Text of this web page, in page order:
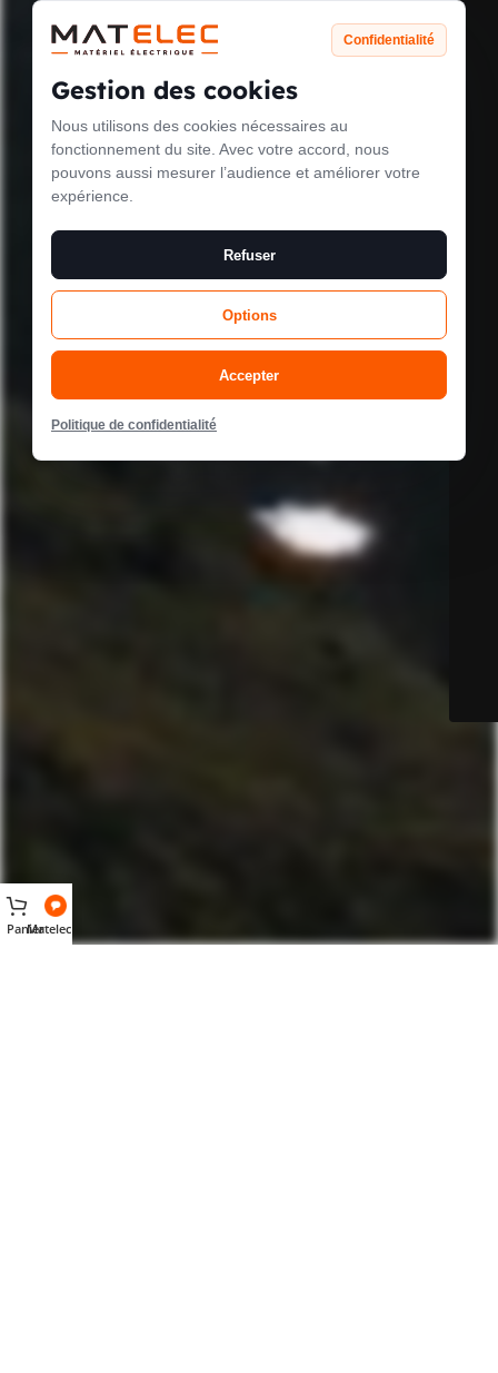
PanierMatelec AI
Confidentialité
Gestion des cookies
Nous utilisons des cookies nécessaires au
fonctionnement du site. Avec votre accord, nous
pouvons aussi mesurer l’audience et améliorer votre
expérience.
Refuser
Options
Accepter
Politique de confidentialité
Le mode
maintenance est
activé
Site will be available soon. Thank you for your patience!